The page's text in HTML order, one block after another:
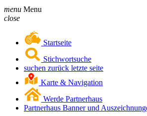
menu Menu
close
Startseite
Stichwortsuche
suchen zurück letzte seite
Karte & Navigation
Werde Partnerhaus
Partnerhaus Banner und